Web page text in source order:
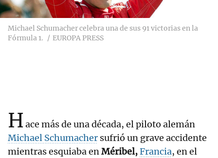
Michael Schumacher celebra una de sus 91 victorias en la
Fórmula 1.
EUROPA PRESS
H ace más de una década, el piloto alemán
Michael Schumacher sufrió un grave accidente
mientras esquiaba enMéribel,Francia, en el